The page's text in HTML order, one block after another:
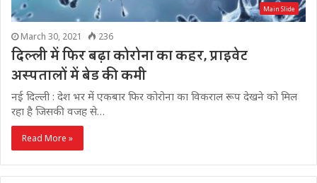
Main Slide
March 30, 2021 236
दिल्ली में फिर बढ़ा कोरोना का कहर, प्राइवेट
अस्पतालों में बेड की कमी
नई दिल्ली : देश भर में एकबार फिर कोरोना का विकराल रूप देखने को मिल
रहा है जिसकी वजह से…
Read More »